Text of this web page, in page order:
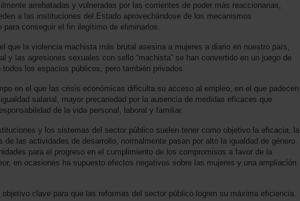
arrebatadas y vulneradas por las corrientes de poder más reaccionarias,
a las instituciones del Estado aprovechándose de los mecanismos
conseguir el fin ilegítimo de eliminarlos.
que la violencia machista más brutal asesina a mujeres a diario en nuestro país,
y las agresiones sexuales con sello “machista” se han convertido en un juego de
los espacios públicos, pero también privados.
en el que las crisis económicas dificulta su acceso al empleo, en el que padecen
salarial, mayor precariedad por la ausencia de medidas eficaces que
de la vida personal, laboral y familiar.
y los sistemas del sector público suelen tener como objetivo la eficacia, la
las actividades de desarrollo, normalmente pasan por alto la igualdad de género.
para el progreso en el cumplimiento de los compromisos a favor de la
en ocasiones ha supuesto efectos negativos sobre las mujeres y una ampliación
objetivo clave para que las reformas del sector público logren su máxima eficiencia.